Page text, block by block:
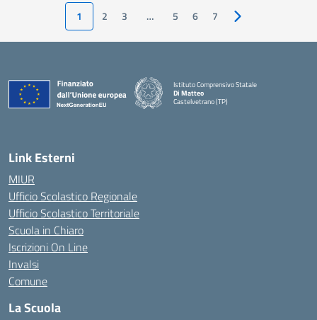
1 2 3 … 5 6 7 Pagina successiva
Istituto Comprensivo Statale
Di Matteo
Castelvetrano (TP)
Link Esterni
MIUR
Ufficio Scolastico Regionale
Ufficio Scolastico Territoriale
Scuola in Chiaro
Iscrizioni On Line
Invalsi
Comune
La Scuola